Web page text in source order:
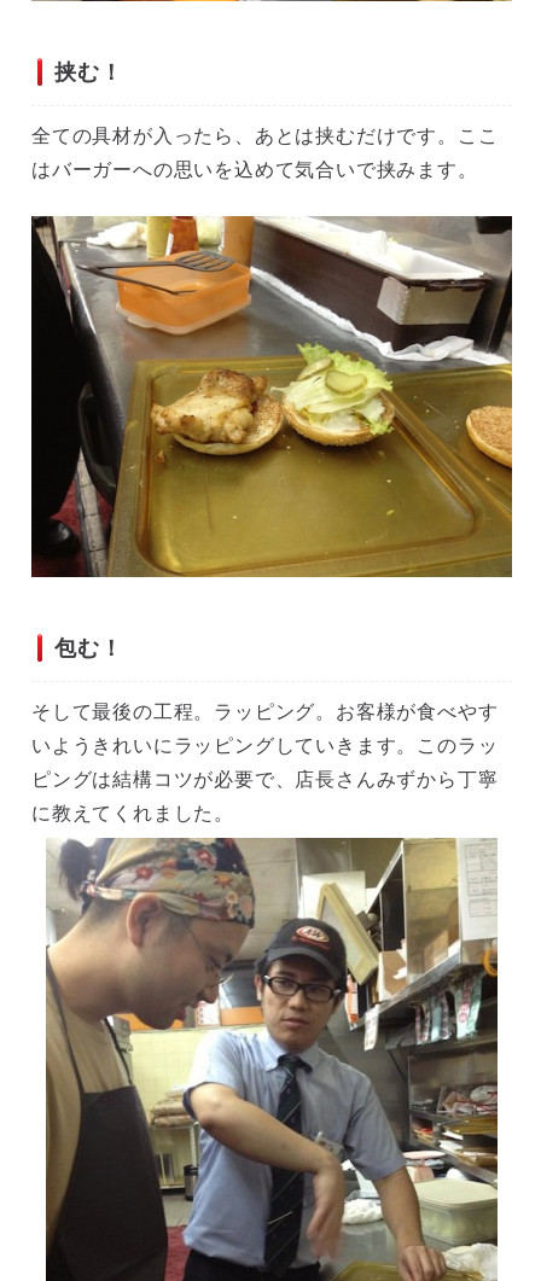
挟む！
全ての具材が入ったら、あとは挟むだけです。ここ
はバーガーへの思いを込めて気合いで挟みます。
包む！
そして最後の工程。ラッピング。お客様が食べやす
いようきれいにラッピングしていきます。このラッ
ピングは結構コツが必要で、店長さんみずから丁寧
に教えてくれました。